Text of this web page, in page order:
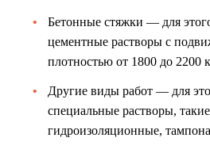
Бетонные стяжки — для
цементные растворы с
плотностью от 1800 до 2200
Другие виды работ — для
специальные растворы,
гидроизоляционные,